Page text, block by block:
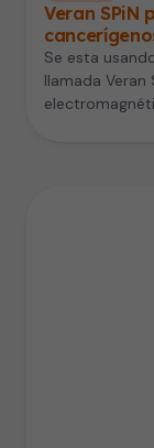
Veran SPiN
Se esta
llamada Veran